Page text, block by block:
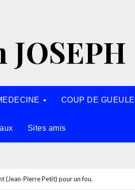
COUP DE GUEULE
Sites amis
(Jean-Pierre Petit) pour un fou.